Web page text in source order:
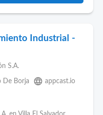
Industrial -
S.A.
De Borja language appcast.io